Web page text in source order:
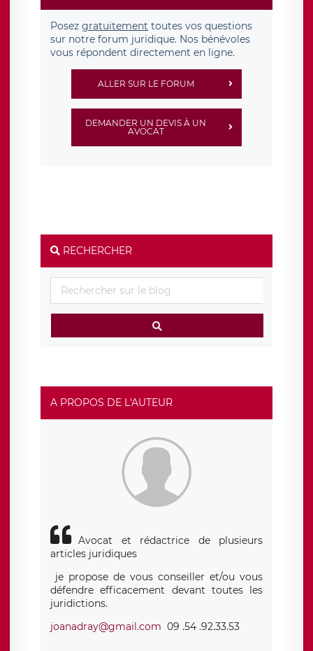
Posez gratuitement toutes vos questions
sur notre forum juridique. Nos bénévoles
vous répondent directement en ligne.
ALLER SUR LE FORUM
DEMANDER UN DEVIS À UN
AVOCAT
RECHERCHER
A PROPOS DE L'AUTEUR
Avocat et rédactrice de plusieurs
articles juridiques
je propose de vous conseiller et/ou vous
défendre efficacement devant toutes les
juridictions.
joanadray@gmail.com 09 .54 .92.33.53